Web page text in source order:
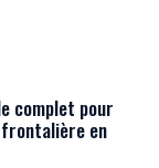
complet pour
en